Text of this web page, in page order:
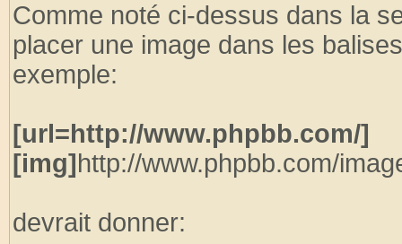
Comme noté ci-dessus dans la
placer une image dans les
exemple:
[url=http://www.phpbb.com/]
[img]http://www.phpbb.com/
devrait donner: